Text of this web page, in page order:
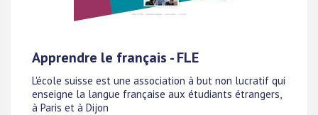
Apprendre le français - FLE
L'école suisse est une association à but non lucratif qui
enseigne la langue française aux étudiants étrangers,
à Paris et à Dijon